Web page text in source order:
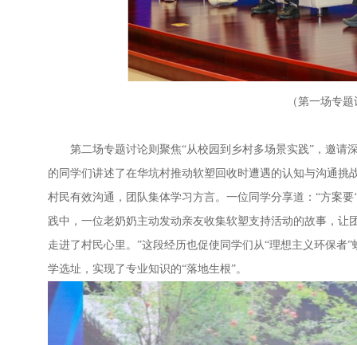
（第一场专
第二场专题讨论则聚焦“从校园到乡村多场景实践”，邀请
的同学们讲述了在华坑村推动软塑回收时遭遇的认知与沟通
村民有效沟通，团队集体学习方言。一位同学分享道：“方案
践中，一位老奶奶主动发动亲友收集软塑支持活动的故事，
走进了村民心里。”这段经历也促使同学们从“理想主义环保者
学选址，实现了专业知识的“落地生根”。